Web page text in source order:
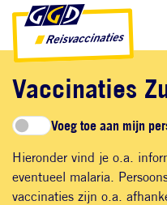
Direct naar inhoud
Direct naar hoofdnavigatie
Direct naar zoekfunctie
Vaccinaties
Voeg toe aan mijn
Hieronder vind je o.a.
eventueel malaria.
vaccinaties zijn o.a.